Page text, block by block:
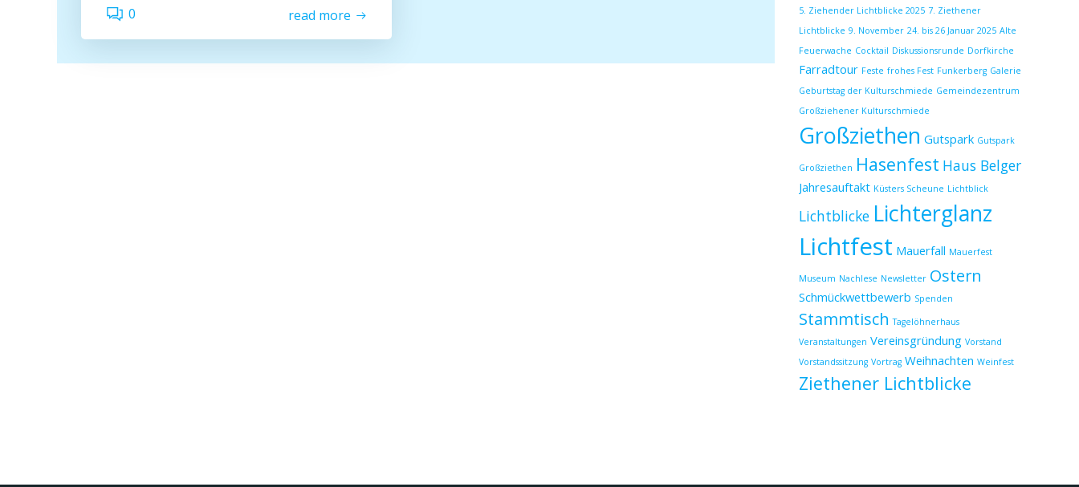
0 read more 5. Ziehender Lichtblicke 2025 7. Ziethener
Lichtblicke 9. November 24. bis 26 Januar 2025 Alte
Feuerwache Cocktail Diskussionsrunde Dorfkirche
Farradtour Feste frohes Fest Funkerberg Galerie
Geburtstag der Kulturschmiede Gemeindezentrum
Großziehener Kulturschmiede
Großziethen Gutspark Gutspark
Großziethen Hasenfest Haus Belger
Jahresauftakt Küsters Scheune Lichtblick
Lichtblicke Lichterglanz
Lichtfest Mauerfall Mauerfest
Museum Nachlese Newsletter Ostern
Schmückwettbewerb Spenden
Stammtisch Tagelöhnerhaus
Veranstaltungen Vereinsgründung Vorstand
Vorstandssitzung Vortrag Weihnachten Weinfest
Ziethener Lichtblicke